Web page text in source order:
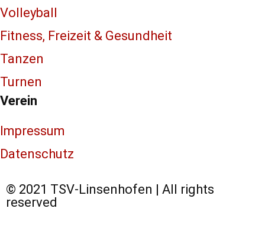
Volleyball
Fitness, Freizeit & Gesundheit
Tanzen
Turnen
Verein
Impressum
Datenschutz
© 2021 TSV-Linsenhofen | All rights
reserved